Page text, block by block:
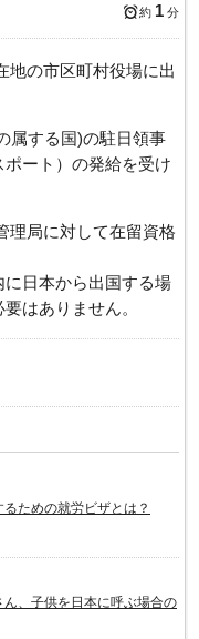
約 1 分
の市区町村役場に出
属する国)の駐日領事
ート）の発給を受け
局に対して在留資格
日本から出国する場
はありません。
ための就労ビザとは？
、子供を日本に呼ぶ場合の